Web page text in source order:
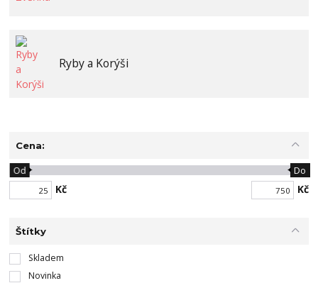
Ryby a Korýši
Cena:
Kč
Od Do
Kč
Štítky
Skladem
Novinka